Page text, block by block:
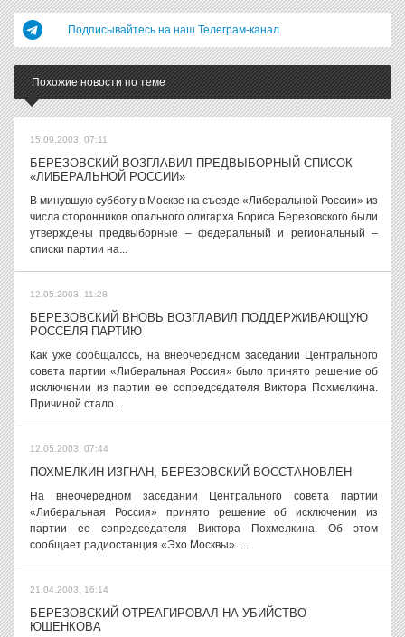
Подписывайтесь на наш Телеграм-канал
Похожие новости по теме
15.09.2003, 07:11
БЕРЕЗОВСКИЙ ВОЗГЛАВИЛ ПРЕДВЫБОРНЫЙ СПИСОК
«ЛИБЕРАЛЬНОЙ РОССИИ»
В минувшую субботу в Москве на съезде «Либеральной России» из
числа сторонников опального олигарха Бориса Березовского были
утверждены предвыборные – федеральный и региональный –
списки партии на...
12.05.2003, 11:28
БЕРЕЗОВСКИЙ ВНОВЬ ВОЗГЛАВИЛ ПОДДЕРЖИВАЮЩУЮ
РОССЕЛЯ ПАРТИЮ
Как уже сообщалось, на внеочередном заседании Центрального
совета партии «Либеральная Россия» было принято решение об
исключении из партии ее сопредседателя Виктора Похмелкина.
Причиной стало...
12.05.2003, 07:44
ПОХМЕЛКИН ИЗГНАН, БЕРЕЗОВСКИЙ ВОССТАНОВЛЕН
На внеочередном заседании Центрального совета партии
«Либеральная Россия» принято решение об исключении из
партии ее сопредседателя Виктора Похмелкина. Об этом
сообщает радиостанция «Эхо Москвы». ...
21.04.2003, 16:14
БЕРЕЗОВСКИЙ ОТРЕАГИРОВАЛ НА УБИЙСТВО
ЮШЕНКОВА